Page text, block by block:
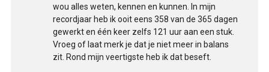
wou alles weten, kennen en kunnen. In mijn
recordjaar heb ik ooit eens 358 van de 365 dagen
gewerkt en één keer zelfs 121 uur aan een stuk.
Vroeg of laat merk je dat je niet meer in balans
zit. Rond mijn veertigste heb ik dat beseft.